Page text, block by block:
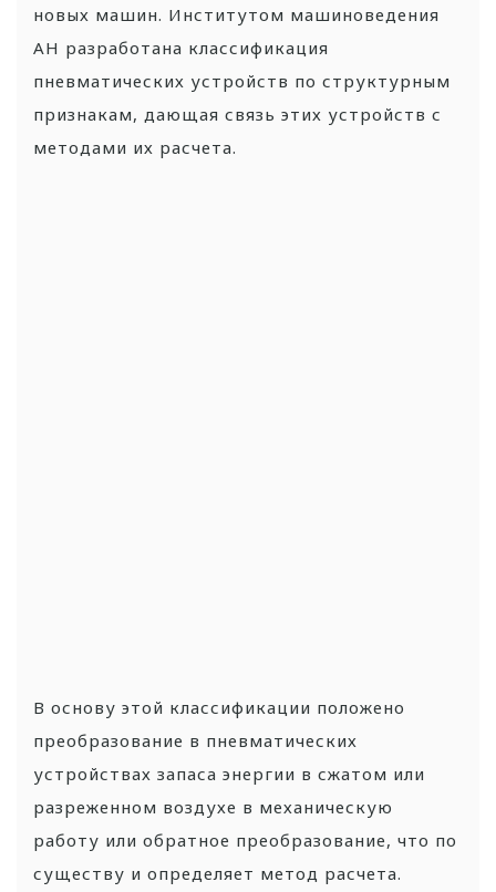
новых машин. Институтом машиноведения
АН разработана классификация
пневматических устройств по структурным
признакам, дающая связь этих устройств с
методами их расчета.
В основу этой классификации положено
преобразование в пневматических
устройствах запаса энергии в сжатом или
разреженном воздухе в механическую
работу или обратное преобразование, что по
существу и определяет метод расчета.